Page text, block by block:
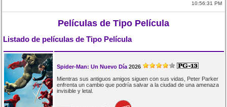
10:56:31 PM
Películas de Tipo Película
Listado de películas de Tipo Película
Spider-Man: Un Nuevo Día 2026
Mientras sus antiguos amigos siguen con sus vidas, Peter Parker
enfrenta un cambio que podría salvar a la ciudad de una amenaza
invisible y letal.